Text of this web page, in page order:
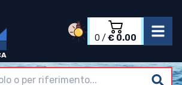
0 / € 0.00